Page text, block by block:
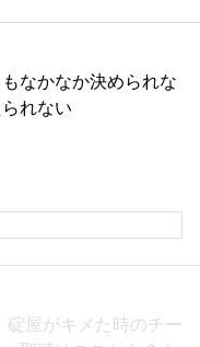
なかなか決められな
れない
碇屋がキメた時のチー